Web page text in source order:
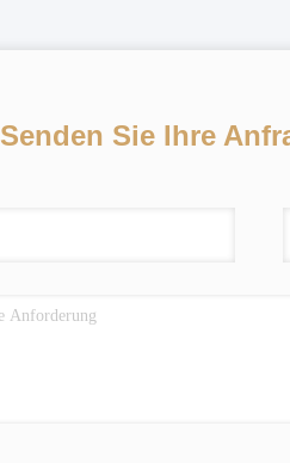
Senden Sie Ihre